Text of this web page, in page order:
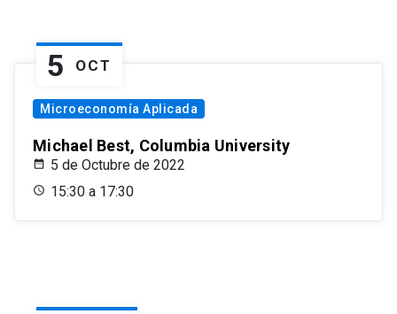
5 OCT
Microeconomía Aplicada
Michael Best, Columbia University
5 de Octubre de 2022
15:30 a 17:30